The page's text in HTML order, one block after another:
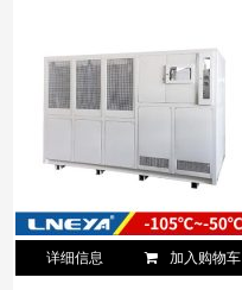
详细信息 加入购物车